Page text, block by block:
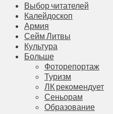
Выбор читателей
Калейдоскоп
Армия
Сейм Литвы
Культура
Больше
Фоторепортаж
Туризм
ЛК рекомендует
Сеньорам
Образование